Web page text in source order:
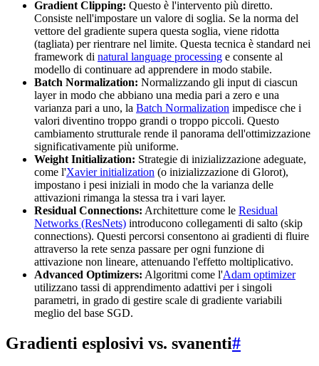
Gradient Clipping: Questo è l'intervento più diretto.
Consiste nell'impostare un valore di soglia. Se la norma del
vettore del gradiente supera questa soglia, viene ridotta
(tagliata) per rientrare nel limite. Questa tecnica è standard nei
framework di natural language processing e consente al
modello di continuare ad apprendere in modo stabile.
Batch Normalization: Normalizzando gli input di ciascun
layer in modo che abbiano una media pari a zero e una
varianza pari a uno, la Batch Normalization impedisce che i
valori diventino troppo grandi o troppo piccoli. Questo
cambiamento strutturale rende il panorama dell'ottimizzazione
significativamente più uniforme.
Weight Initialization: Strategie di inizializzazione adeguate,
come l'Xavier initialization (o inizializzazione di Glorot),
impostano i pesi iniziali in modo che la varianza delle
attivazioni rimanga la stessa tra i vari layer.
Residual Connections: Architetture come le Residual
Networks (ResNets) introducono collegamenti di salto (skip
connections). Questi percorsi consentono ai gradienti di fluire
attraverso la rete senza passare per ogni funzione di
attivazione non lineare, attenuando l'effetto moltiplicativo.
Advanced Optimizers: Algoritmi come l'Adam optimizer
utilizzano tassi di apprendimento adattivi per i singoli
parametri, in grado di gestire scale di gradiente variabili
meglio del base SGD.
Gradienti esplosivi vs. svanenti#